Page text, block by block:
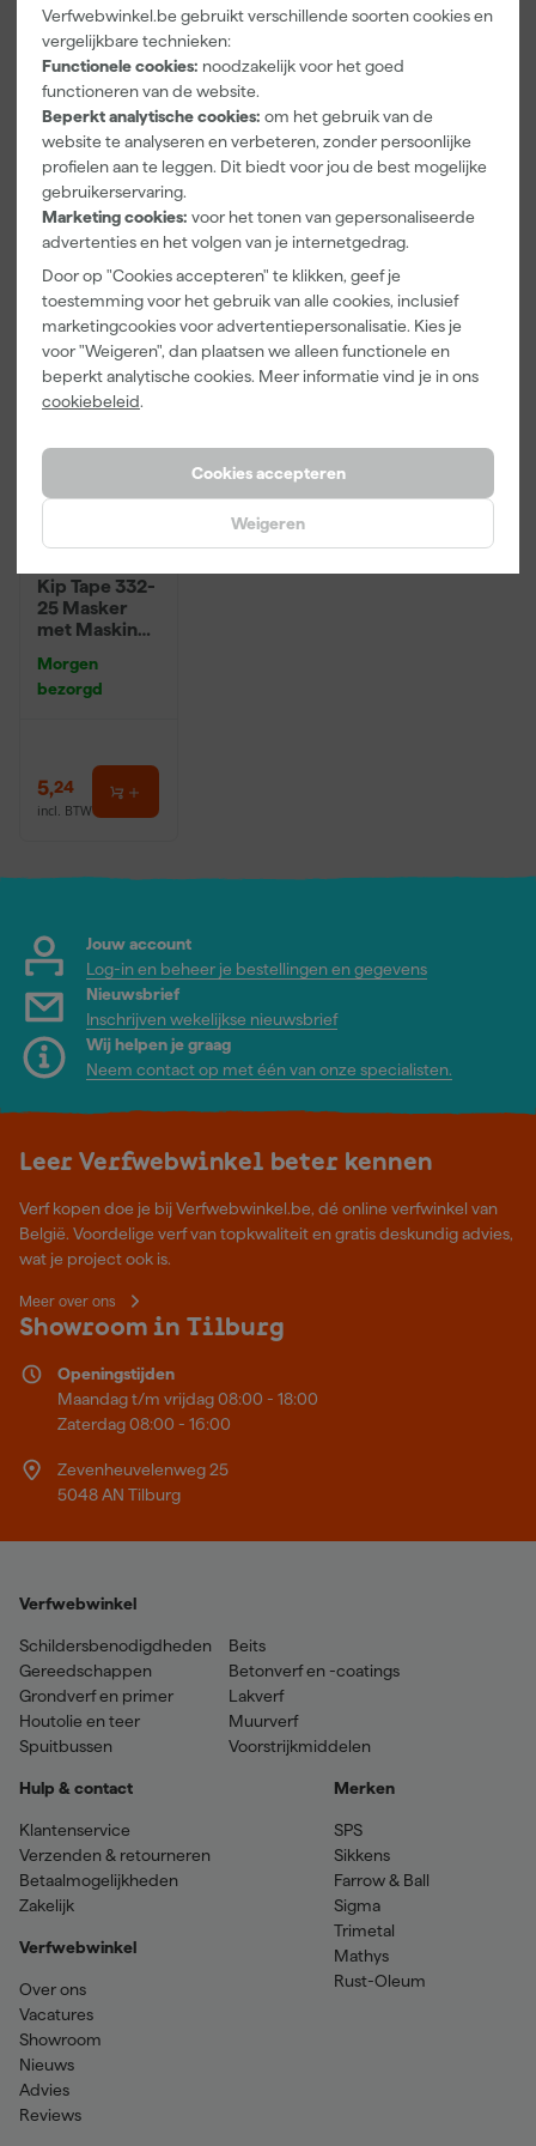
Verfwebwinkel.be gebruikt verschillende soorten cookies en
vergelijkbare technieken:
Functionele cookies: noodzakelijk voor het goed
functioneren van de website.
Beperkt analytische cookies: om het gebruik van de
website te analyseren en verbeteren, zonder persoonlijke
profielen aan te leggen. Dit biedt voor jou de best mogelijke
gebruikerservaring.
Marketing cookies: voor het tonen van gepersonaliseerde
advertenties en het volgen van je internetgedrag.
Door op "Cookies accepteren" te klikken, geef je
toestemming voor het gebruik van alle cookies, inclusief
marketingcookies voor advertentiepersonalisatie. Kies je
voor "Weigeren", dan plaatsen we alleen functionele en
beperkt analytische cookies. Meer informatie vind je in ons
cookiebeleid.
Cookies accepteren
Weigeren
Kleurenkaarte
n Pakket
Morgen
bezorgd
incl. BTW
Go!Paint Roll
And Go 1,25L
- Roller 10cm
+ 3
Inzetbakken
Morgen
bezorgd
incl. BTW
Anza PRO
Platinum
Muurverfrolle
r - 5cm (2st)
Morgen
bezorgd
Adviesprijs 4,17
incl. BTW
Kip Tape 332-
25 Masker
met Masking
33m
Morgen
bezorgd
5,24
incl. BTW
Jouw account
Log-in en beheer je bestellingen en gegevens
Nieuwsbrief
Inschrijven wekelijkse nieuwsbrief
Wij helpen je graag
Neem contact op met één van onze specialisten.
Leer Verfwebwinkel beter kennen
Verf kopen doe je bij Verfwebwinkel.be, dé online verfwinkel van
België. Voordelige verf van topkwaliteit en gratis deskundig advies,
wat je project ook is.
Meer over ons
Showroom in Tilburg
Openingstijden
Maandag t/m vrijdag 08:00 - 18:00
Zaterdag 08:00 - 16:00
Zevenheuvelenweg 25
5048 AN Tilburg
Verfwebwinkel
Schildersbenodigdheden
Gereedschappen
Grondverf en primer
Houtolie en teer
Spuitbussen
Beits
Betonverf en -coatings
Lakverf
Muurverf
Voorstrijkmiddelen
Hulp & contact
Klantenservice
Verzenden & retourneren
Betaalmogelijkheden
Zakelijk
Verfwebwinkel
Over ons
Vacatures
Showroom
Nieuws
Advies
Reviews
Merken
SPS
Sikkens
Farrow & Ball
Sigma
Trimetal
Mathys
Rust-Oleum